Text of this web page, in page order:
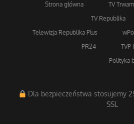
Strona główna TV Trwam
TV Republika
Telewizja Republika Plus
PR24
TVP
Polityka
Dla bezpieczeństwa stosujemy
SSL